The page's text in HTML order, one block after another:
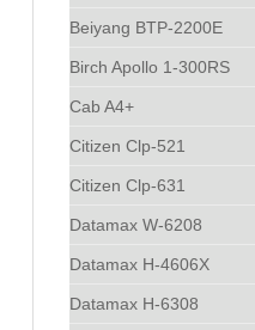
Beiyang BTP-2200E
Birch Apollo 1-300RS
Cab A4+
Citizen Clp-521
Citizen Clp-631
Datamax W-6208
Datamax H-4606X
Datamax H-6308